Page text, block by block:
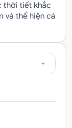
thời tiết khắc
và thể hiện cá